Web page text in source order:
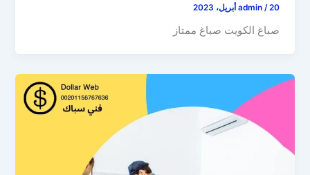
admin /20 أبريل، 2023
صباغ الكويت صباغ ممتاز